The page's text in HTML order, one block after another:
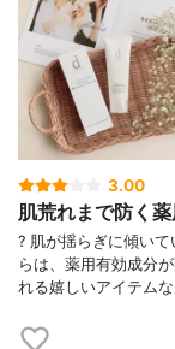
3.00
肌荒れまで防く
? 肌が揺らぎに傾いて
らは、薬用有効成分
れる嬉しいアイテム